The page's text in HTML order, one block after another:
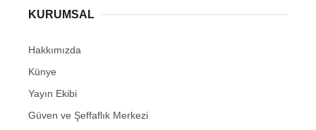
KURUMSAL
Hakkımızda
Künye
Yayın Ekibi
Güven ve Şeffaflık Merkezi